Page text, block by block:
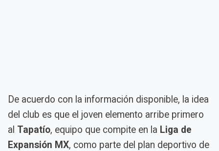
De acuerdo con la información disponible, la idea
del club es que el joven elemento arribe primero
al Tapatío, equipo que compite en la Liga de
Expansión MX, como parte del plan deportivo de